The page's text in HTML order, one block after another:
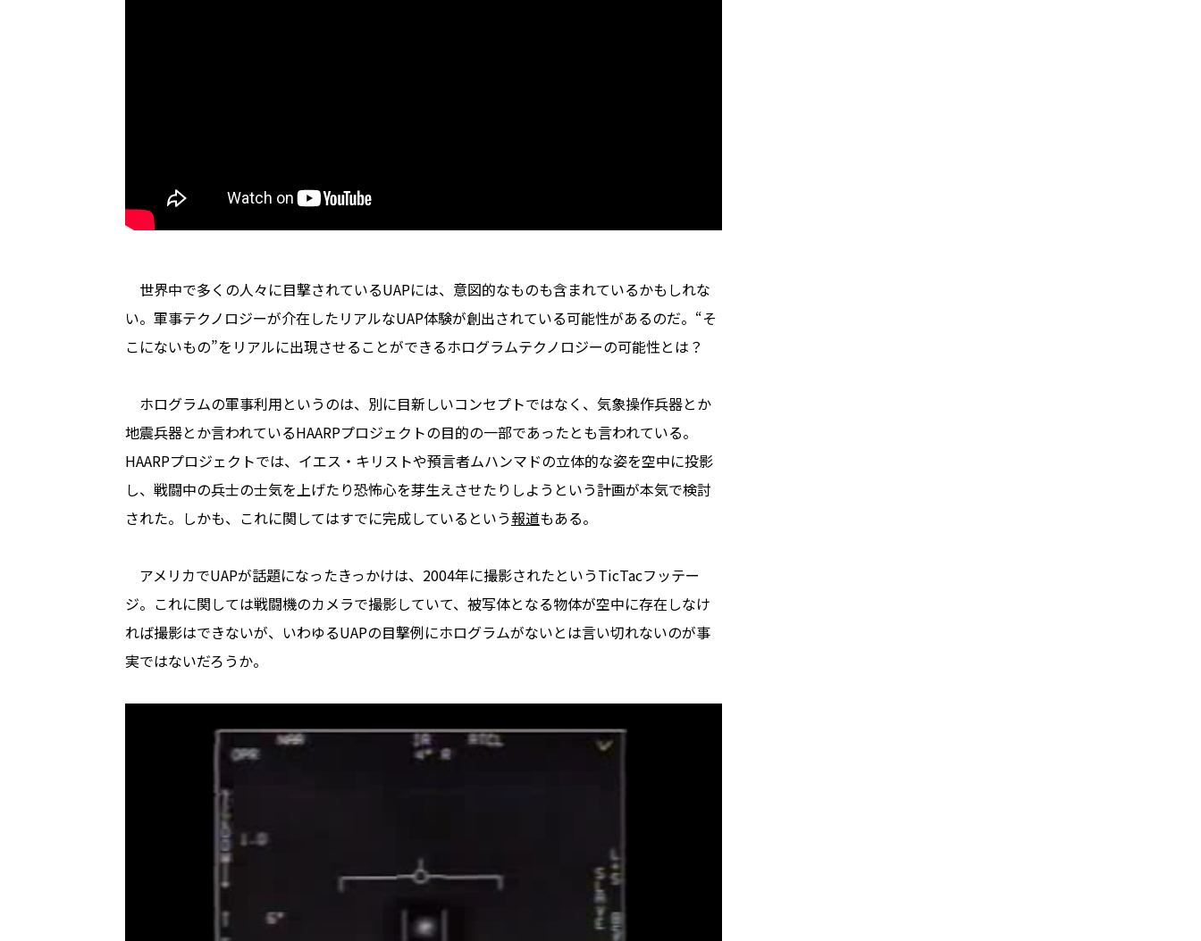
世界中で多くの人々に目撃されているUAPには、意図的なものも含まれているかもしれな
い。軍事テクノロジーが介在したリアルなUAP体験が創出されている可能性があるのだ。“そ
こにないもの”をリアルに出現させることができるホログラムテクノロジーの可能性とは？
ホログラムの軍事利用というのは、別に目新しいコンセプトではなく、気象操作兵器とか
地震兵器とか言われているHAARPプロジェクトの目的の一部であったとも言われている。
HAARPプロジェクトでは、イエス・キリストや預言者ムハンマドの立体的な姿を空中に投影
し、戦闘中の兵士の士気を上げたり恐怖心を芽生えさせたりしようという計画が本気で検討
された。しかも、これに関してはすでに完成しているという報道もある。
アメリカでUAPが話題になったきっかけは、2004年に撮影されたというTicTacフッテー
ジ。これに関しては戦闘機のカメラで撮影していて、被写体となる物体が空中に存在しなけ
れば撮影はできないが、いわゆるUAPの目撃例にホログラムがないとは言い切れないのが事
実ではないだろうか。